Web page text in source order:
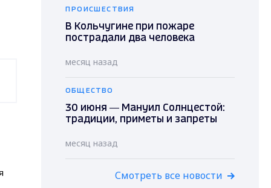
ПРОИСШЕСТВИЯ
В Кольчугине при пожаре
пострадали два человека
месяц назад
ОБЩЕСТВО
30 июня — Мануил Солнцестой:
традиции, приметы и запреты
месяц назад
Смотреть все новости